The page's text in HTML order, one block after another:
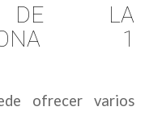
DE LA
1
ofrecer varios